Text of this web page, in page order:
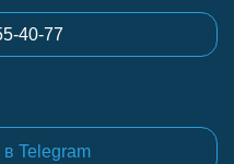
40-77
Telegram